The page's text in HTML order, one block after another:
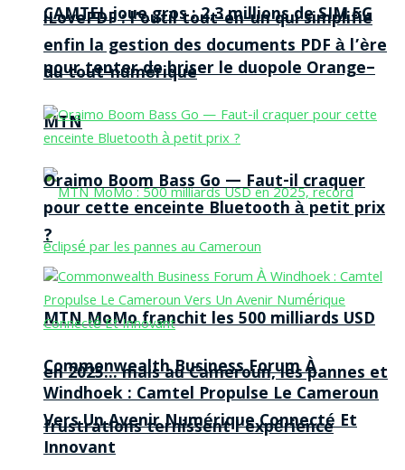
CAMTEL joue gros : 2,3 millions de SIM 5G
pour tenter de briser le duopole Orange–
MTN
MTN MoMo franchit les 500 milliards USD
en 2025… mais au Cameroun, les pannes et
frustrations ternissent l’expérience
iLovePDF : l’outil tout-en-un qui simplifie
enfin la gestion des documents PDF à l’ère
du tout-numérique
Oraimo Boom Bass Go — Faut-il craquer
pour cette enceinte Bluetooth à petit prix
?
Commonwealth Business Forum À
Windhoek : Camtel Propulse Le Cameroun
Vers Un Avenir Numérique Connecté Et
Innovant